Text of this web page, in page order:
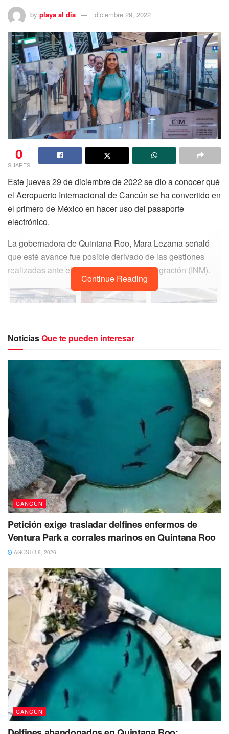
by playa al dia diciembre 29, 2022
0
SHARES
Este jueves 29 de diciembre de 2022 se dio a conocer qué
el Aeropuerto Internacional de Cancún se ha convertido en
el primero de México en hacer uso del pasaporte
electrónico.
La gobernadora de Quintana Roo, Mara Lezama señaló
que esté avance fue posible derivado de las gestiones
realizadas ante el Instituto Nacional de Migración (INM).
Sin duda está incorporación permitirá tanto a turistas como
agentes migratorios realizar los trámites con mayor
comodidad y en menor tiempo.
De manera que ya se encuentran en operación los
primeros 14 filtros migratorios automatizados, cuáles se
ubican en la terminal 3.
Continue Reading
NoticiasQue te pueden interesar
CANCÚN
Petición exige trasladar delfines enfermos de
Ventura Park a corrales marinos en Quintana Roo
AGOSTO 6, 2026
CANCÚN